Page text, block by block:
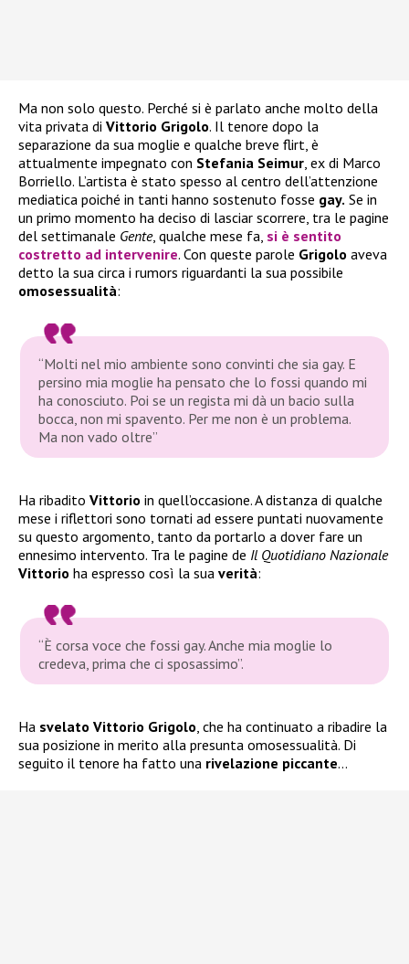
Ma non solo questo. Perché si è parlato anche molto della
vita privata di Vittorio Grigolo. Il tenore dopo la
separazione da sua moglie e qualche breve flirt, è
attualmente impegnato con Stefania Seimur, ex di Marco
Borriello. L’artista è stato spesso al centro dell’attenzione
mediatica poiché in tanti hanno sostenuto fosse gay. Se in
un primo momento ha deciso di lasciar scorrere, tra le pagine
del settimanale Gente, qualche mese fa, si è sentito
costretto ad intervenire. Con queste parole Grigolo aveva
detto la sua circa i rumors riguardanti la sua possibile
omosessualità:
“Molti nel mio ambiente sono convinti che sia gay. E
persino mia moglie ha pensato che lo fossi quando mi
ha conosciuto. Poi se un regista mi dà un bacio sulla
bocca, non mi spavento. Per me non è un problema.
Ma non vado oltre”
Ha ribadito Vittorio in quell’occasione. A distanza di qualche
mese i riflettori sono tornati ad essere puntati nuovamente
su questo argomento, tanto da portarlo a dover fare un
ennesimo intervento. Tra le pagine de Il Quotidiano Nazionale
Vittorio ha espresso così la sua verità:
“È corsa voce che fossi gay. Anche mia moglie lo
credeva, prima che ci sposassimo”.
Ha svelato Vittorio Grigolo , che ha continuato a ribadire la
sua posizione in merito alla presunta omosessualità. Di
seguito il tenore ha fatto una rivelazione piccante…